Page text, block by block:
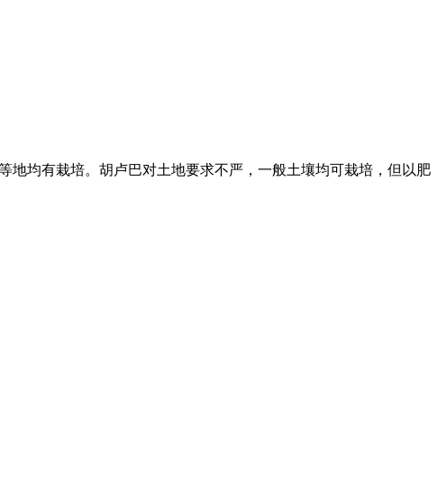
地均有栽培。胡卢巴对土地要求不严，一般土壤均可栽培，但以肥